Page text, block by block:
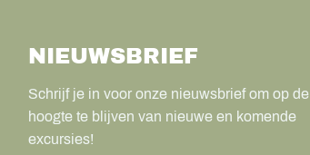
NIEUWSBRIEF
Schrijf je in voor onze nieuwsbrief om op de
hoogte te blijven van nieuwe en komende
excursies!